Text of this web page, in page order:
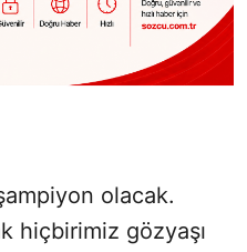
olacak.
hiçbirimiz gözyaşı